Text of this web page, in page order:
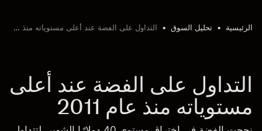
الرئيسية تحليل السوق التداول على الفضة عند أعلى مستوياته منذ عام 2011
التداول على الفضة عند أعلى
مستوياته منذ عام 2011